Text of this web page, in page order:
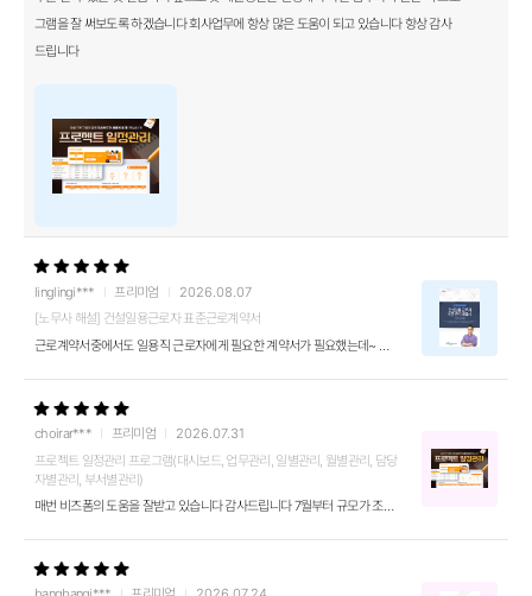
그램을 잘 써보도록 하겠습니다 회사업무에 항상 많은 도움이 되고 있습니다 항상 감사
드립니다
linglingi*** 프리미엄
2026.08.07
[노무사 해설] 건설일용근로자 표준근로계약서
choirar*** 프리미엄
2026.07.31
프로젝트 일정관리 프로그램(대시보드, 업무관리, 일별관리, 월별관리, 담당
자별관리, 부서별관리)
매번 비즈폼의 도움을 잘받고 있습니다 감사드립니다 7월부터 규모가 조금 큰 프로젝트 관리를 제가 맡게 되었습니다 기존에 일일업무일지라는 프로그램을 정말 잘 쓰고...